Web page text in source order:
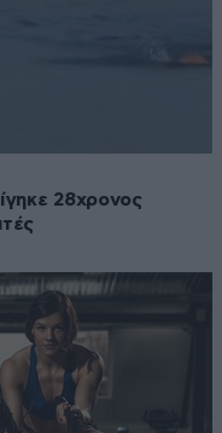
28χρονος